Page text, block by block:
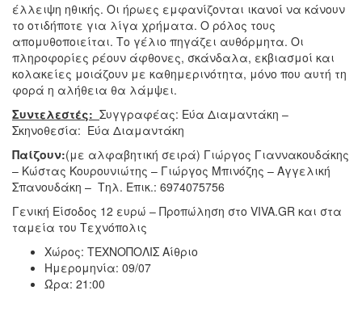
έλλειψη ηθικής. Οι ήρωες εμφανίζονται ικανοί να κάνουν
το οτιδήποτε για λίγα χρήματα. Ο ρόλος τους
απομυθοποιείται. Το γέλιο πηγάζει αυθόρμητα. Οι
πληροφορίες ρέουν άφθονες, σκάνδαλα, εκβιασμοί και
κολακείες μοιάζουν με καθημερινότητα, μόνο που αυτή τη
φορά η αλήθεια θα λάμψει.
Συντελεστές: Συγγραφέας: Εύα Διαμαντάκη –
Σκηνοθεσία: Εύα Διαμαντάκη
Παίζουν:(με αλφαβητική σειρά) Γιώργος Γιαννακουδάκης
– Κώστας Κουρουνιώτης – Γιώργος Μπινόζης – Αγγελική
Σπανουδάκη – Τηλ. Επικ.: 6974075756
Γενική Είσοδος 12 ευρώ – Προπώληση στο VIVA.GR και στα
ταμεία του Τεχνόπολις
Χώρος: ΤΕΧΝΟΠΟΛΙΣ Αίθριο
Ημερομηνία: 09/07
Ώρα: 21:00